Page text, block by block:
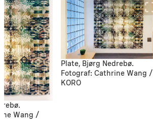
Wang /
Plate, Bjørg Nedrebø.
Fotograf: Cathrine Wang /
KORO